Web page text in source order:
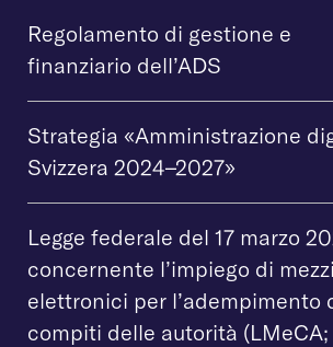
Regolamento di gestione e
finanziario dell’ADS
Strategia «Amministrazione
Svizzera 2024–2027»
Legge federale del 17 marzo
concernente l’impiego di mezzi
elettronici per l’adempimento
compiti delle autorità (LMeCA;